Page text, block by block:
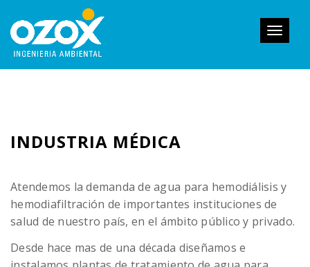
Toggle
INDUSTRIA MÉDICA
Atendemos la demanda de agua para hemodiálisis y
hemodiafiltración de importantes instituciones de
salud de nuestro país, en el ámbito público y privado.
Desde hace mas de una década diseñamos e